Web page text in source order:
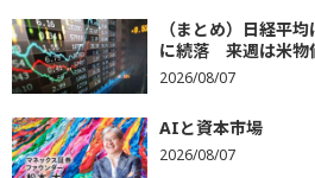
（まとめ）日経平
に続落 来週は米物
2026/08/07
AIと資本市場
2026/08/07